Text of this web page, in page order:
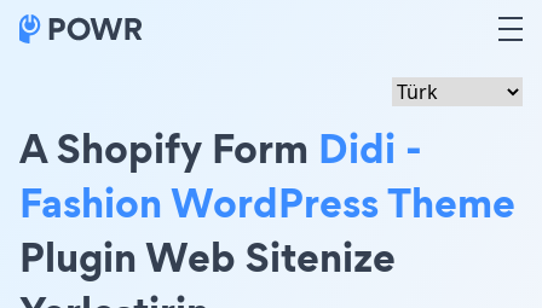
A Shopify Form Didi -
Fashion WordPress Theme
Plugin Web Sitenize